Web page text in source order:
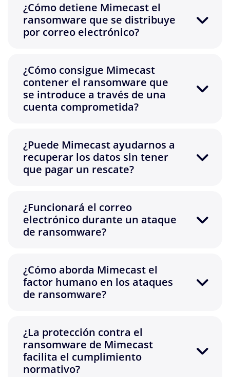
¿Cómo detiene Mimecast el
ransomware que se distribuye
por correo electrónico?
¿Cómo consigue Mimecast
contener el ransomware que
se introduce a través de una
cuenta comprometida?
¿Puede Mimecast ayudarnos a
recuperar los datos sin tener
que pagar un rescate?
¿Funcionará el correo
electrónico durante un ataque
de ransomware?
¿Cómo aborda Mimecast el
factor humano en los ataques
de ransomware?
¿La protección contra el
ransomware de Mimecast
facilita el cumplimiento
normativo?